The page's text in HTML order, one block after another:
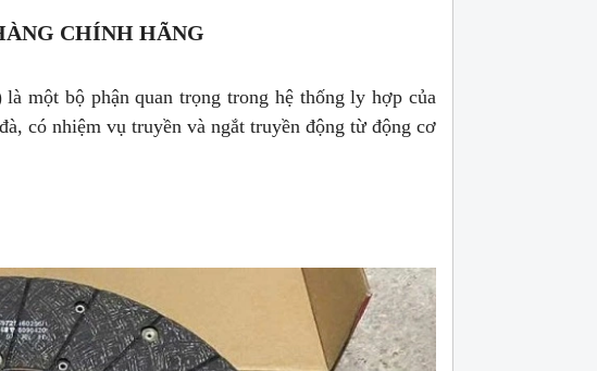
CHÍNH HÃNG
một bộ phận quan trọng trong hệ thống ly hợp của
có nhiệm vụ truyền và ngắt truyền động từ động cơ